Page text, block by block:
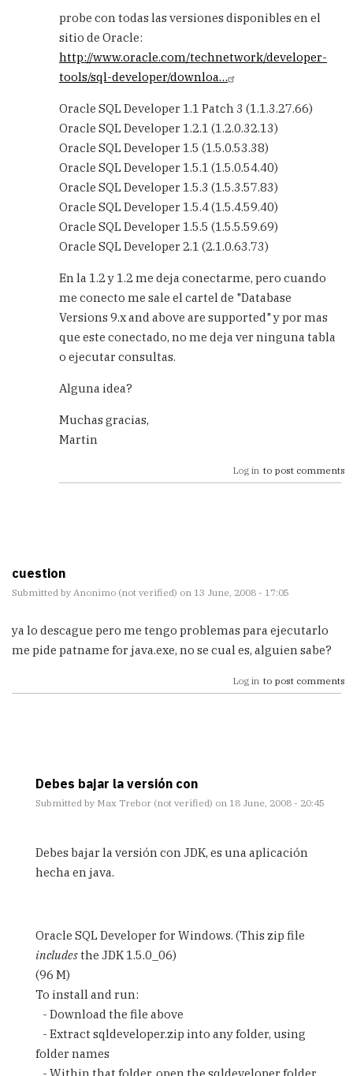
SQL
Developer
con
Oracle
8i
by
probe con todas las versiones disponibles en el
sitio de Oracle:
http://www.oracle.com/technetwork/developer-
tools/sql-developer/downloa…
Oracle SQL Developer 1.1 Patch 3 (1.1.3.27.66)
Oracle SQL Developer 1.2.1 (1.2.0.32.13)
Oracle SQL Developer 1.5 (1.5.0.53.38)
Oracle SQL Developer 1.5.1 (1.5.0.54.40)
Oracle SQL Developer 1.5.3 (1.5.3.57.83)
Oracle SQL Developer 1.5.4 (1.5.4.59.40)
Oracle SQL Developer 1.5.5 (1.5.5.59.69)
Oracle SQL Developer 2.1 (2.1.0.63.73)
En la 1.2 y 1.2 me deja conectarme, pero cuando
me conecto me sale el cartel de "Database
Versions 9.x and above are supported" y por mas
que este conectado, no me deja ver ninguna tabla
o ejecutar consultas.
Alguna idea?
Muchas gracias,
Martin
Log in to post comments
cuestion
Submitted by Anonimo (not verified) on 13 June, 2008 - 17:05
ya lo descague pero me tengo problemas para ejecutarlo
me pide patname for java.exe, no se cual es, alguien sabe?
Log in to post comments
Debes bajar la versión con
Submitted by Max Trebor (not verified) on 18 June, 2008 - 20:45
reply
cuestion
verified)
Debes bajar la versión con JDK, es una aplicación
hecha en java.
Oracle SQL Developer for Windows. (This zip file
includesthe JDK 1.5.0_06)
(96 M)
To install and run:
- Download the file above
- Extract sqldeveloper.zip into any folder, using
folder names